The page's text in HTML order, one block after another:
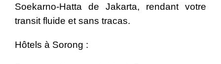
Soekarno-Hatta de Jakarta, rendant votre
transit fluide et sans tracas.
Hôtels à Sorong :